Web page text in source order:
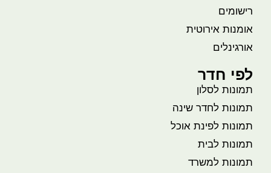
רישומים
אומנות אירוטית
אורגינלים
לפי חדר
תמונות לסלון
תמונות לחדר שינה
תמונות לפינת אוכל
תמונות לבית
תמונות למשרד